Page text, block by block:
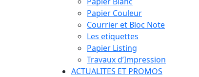
Papier Couleur
Courrier et Bloc Note
Les etiquettes
Papier Listing
Travaux d’Impression
ACTUALITES ET PROMOS